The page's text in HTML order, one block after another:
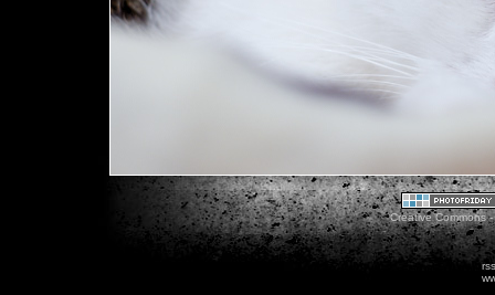
Creative Commons